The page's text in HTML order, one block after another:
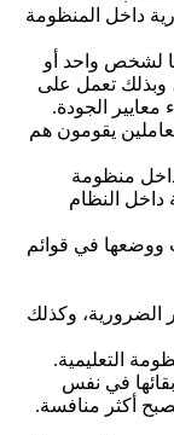
داخل المنظومة
لشخص واحد أو
وبذلك تعمل على
الجودة.
يقومون هم
داخل منظومة
داخل النظام
ووضعها في قوائم
الضرورية، وكذلك
التعليمية.
في نفس
أكثر منافسة.